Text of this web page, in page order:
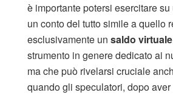
è importante potersi esercitare su
un conto del tutto simile a quello
esclusivamente un saldo virtuale
strumento in genere dedicato ai
ma che può rivelarsi cruciale
quando gli speculatori, dopo